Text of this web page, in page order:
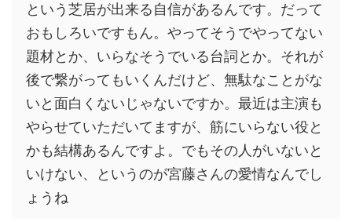
という芝居が出来る自信があるんです。だって
おもしろいですもん。やってそうでやってない
題材とか、いらなそうでいる台詞とか。それが
後で繋がってもいくんだけど、無駄なことがな
いと面白くないじゃないですか。最近は主演も
やらせていただいてますが、筋にいらない役と
かも結構あるんですよ。でもその人がいないと
いけない、というのが宮藤さんの愛情なんでし
ょうね